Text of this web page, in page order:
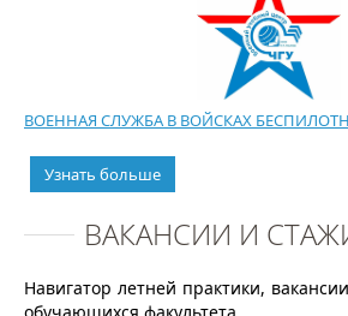
ВОЕННАЯ СЛУЖБА В ВОЙСКАХ
Узнать больше
ВАКАНСИИ И
Навигатор летней практики,